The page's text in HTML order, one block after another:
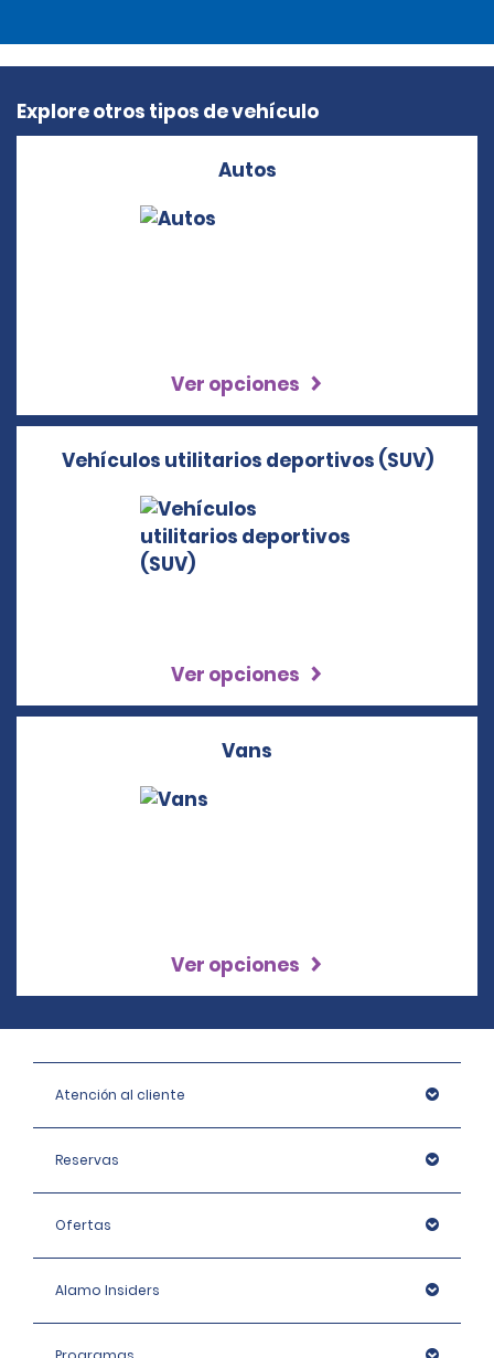
Explore otros tipos de vehículo
Autos
Ver opciones
Vehículos utilitarios deportivos (SUV)
Ver opciones
Vans
Ver opciones
Atención al cliente
Reservas
Ofertas
Alamo Insiders